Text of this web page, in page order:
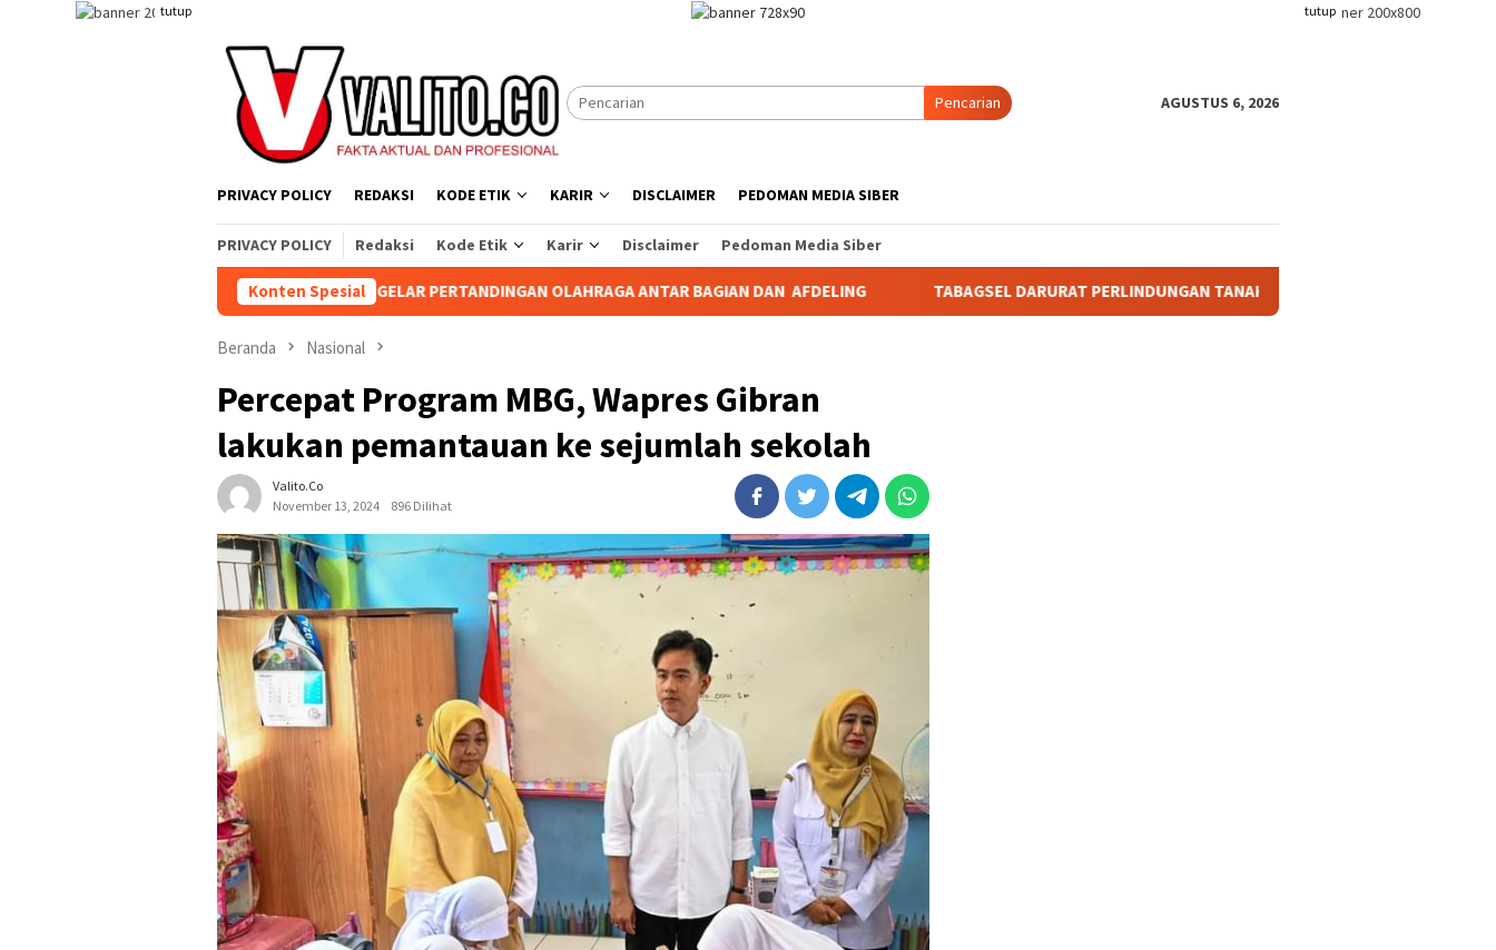
tutup tutup
Pencarian AGUSTUS 6, 2026
PRIVACY POLICY REDAKSI KODE ETIK KARIR DISCLAIMER PEDOMAN MEDIA SIBER
PRIVACY POLICY Redaksi Kode Etik Karir Disclaimer Pedoman Media Siber
Konten Spesial
SELATAN RESMI GELAR PERTANDINGAN OLAHRAGA ANTAR BAGIAN DAN AFDELING TABAGSEL DARURAT PERLINDUNGAN TANAH ADAT: KETIKA TANAH LELUHUR TAK PUNYA PAYUNG HUKUM
Beranda Nasional
Percepat Program MBG, Wapres Gibran
lakukan pemantauan ke sejumlah sekolah
Valito.co
November 13, 2024
896 Dilihat